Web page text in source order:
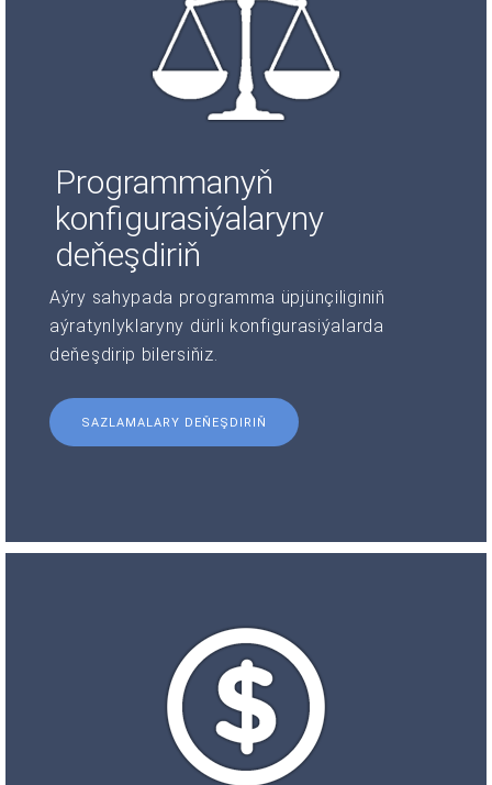
Programmanyň
konfigurasiýalaryny
deňeşdiriň
Aýry sahypada programma üpjünçiliginiň
aýratynlyklaryny dürli konfigurasiýalarda
deňeşdirip bilersiňiz.
SAZLAMALARY DEŇEŞDIRIŇ